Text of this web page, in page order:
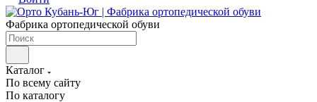
Фабрика ортопедической обуви
Каталог
По всему сайту
По каталогу